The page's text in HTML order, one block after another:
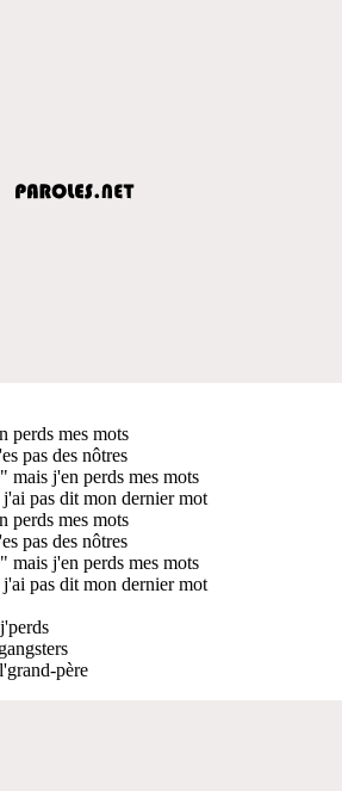
perds mes mots
pas des nôtres
mais j'en perds mes mots
pas dit mon dernier mot
perds mes mots
pas des nôtres
mais j'en perds mes mots
pas dit mon dernier mot
père